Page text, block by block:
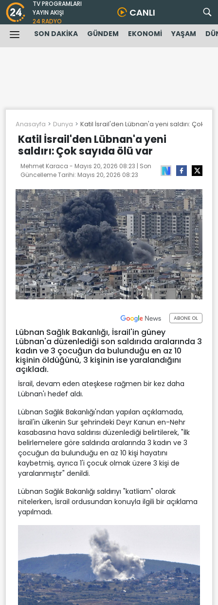
TV PROGRAMLARI
YAYIN AKIŞI
24 RADYO
CANLI
SON DAKİKA GÜNDEM EKONOMİ YAŞAM
Anasayfa Dunya Katil İsrail'den Lübnan'a yeni saldırı: Çok
Katil İsrail'den Lübnan'a yeni
saldırı: Çok sayıda ölü var
Mehmet Karaca - Mayıs 20, 2026 08:23 | Son
Güncelleme Tarihi: Mayıs 20, 2026 08:23
ABONE OL
Lübnan Sağlık Bakanlığı, İsrail'in güney
Lübnan'a düzenlediği son saldırıda aralarında 3
kadın ve 3 çocuğun da bulunduğu en az 10
kişinin öldüğünü, 3 kişinin ise yaralandığını
açıkladı.
İsrail, devam eden ateşkese rağmen bir kez daha
Lübnan'ı hedef aldı.
Lübnan Sağlık Bakanlığı'ndan yapılan açıklamada,
İsrail'in ülkenin Sur şehrindeki Deyr Kanun en-Nehr
kasabasına hava saldırısı düzenlediği belirtilerek, "İlk
belirlemelere göre saldırıda aralarında 3 kadın ve 3
çocuğun da bulunduğu en az 10 kişi hayatını
kaybetmiş, ayrıca 1'i çocuk olmak üzere 3 kişi de
yaralanmıştır" denildi.
Lübnan Sağlık Bakanlığı saldırıyı "katliam" olarak
nitelerken, İsrail ordusundan konuyla ilgili bir açıklama
yapılmadı.